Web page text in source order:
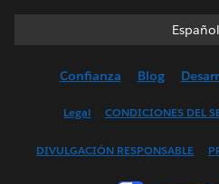
Español
Español
English
Français
Confianza Blog
Legal CONDICIONES DEL
DIVULGACIÓN RESPONSABLE